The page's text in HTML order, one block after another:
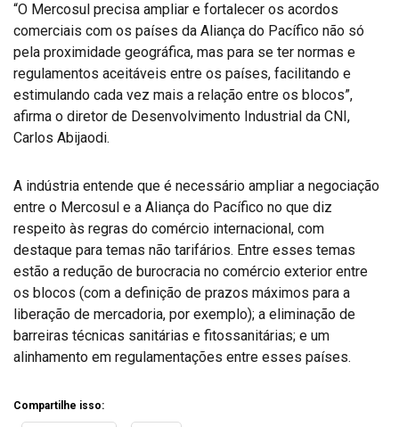
“O Mercosul precisa ampliar e fortalecer os acordos
comerciais com os países da Aliança do Pacífico não só
pela proximidade geográfica, mas para se ter normas e
regulamentos aceitáveis entre os países, facilitando e
estimulando cada vez mais a relação entre os blocos”,
afirma o diretor de Desenvolvimento Industrial da CNI,
Carlos Abijaodi.
A indústria entende que é necessário ampliar a negociação
entre o Mercosul e a Aliança do Pacífico no que diz
respeito às regras do comércio internacional, com
destaque para temas não tarifários. Entre esses temas
estão a redução de burocracia no comércio exterior entre
os blocos (com a definição de prazos máximos para a
liberação de mercadoria, por exemplo); a eliminação de
barreiras técnicas sanitárias e fitossanitárias; e um
alinhamento em regulamentações entre esses países.
Compartilhe isso: